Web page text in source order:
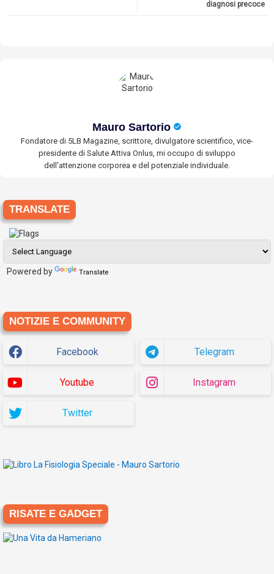
diagnosi precoce
Mauro Sartorio
Fondatore di 5LB Magazine, scrittore, divulgatore scientifico, vice-
presidente di Salute Attiva Onlus, mi occupo di sviluppo
dell'attenzione corporea e del potenziale individuale.
TRANSLATE
Powered by Translate
NOTIZIE E COMMUNITY
Facebook Telegram
Youtube Instagram
Twitter
RISATE E GADGET